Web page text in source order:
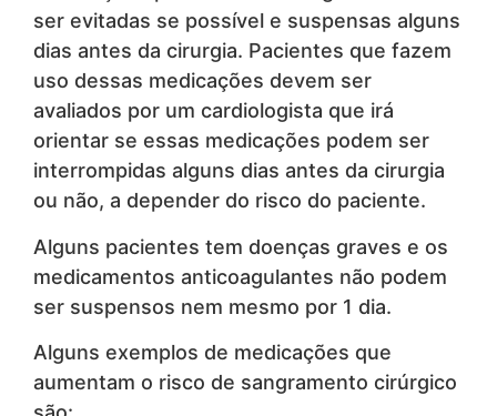
ser evitadas se possível e suspensas alguns
dias antes da cirurgia. Pacientes que fazem
uso dessas medicações devem ser
avaliados por um cardiologista que irá
orientar se essas medicações podem ser
interrompidas alguns dias antes da cirurgia
ou não, a depender do risco do paciente.
Alguns pacientes tem doenças graves e os
medicamentos anticoagulantes não podem
ser suspensos nem mesmo por 1 dia.
Alguns exemplos de medicações que
aumentam o risco de sangramento cirúrgico